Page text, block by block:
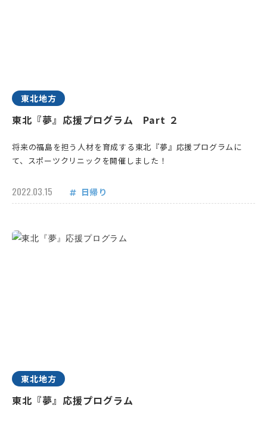
東北地方
東北『夢』応援プログラム Part ２
将来の福島を担う人材を育成する東北『夢』応援プログラムに
て、スポーツクリニックを開催しました！
2022.03.15 日帰り
東北地方
東北『夢』応援プログラム